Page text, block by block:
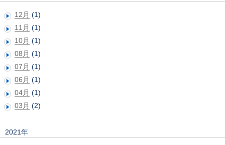
12月 (1)
11月 (1)
10月 (1)
08月 (1)
07月 (1)
06月 (1)
04月 (1)
03月 (2)
2021年